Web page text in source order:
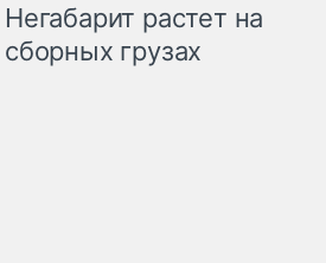
Негабарит растет на
сборных грузах